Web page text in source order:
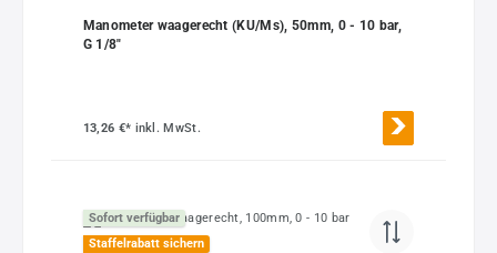
Manometer waagerecht (KU/Ms), 50mm, 0 - 10 bar,
G 1/8"
13,26 €* inkl. MwSt.
Sofort verfügbar
Staffelrabatt sichern